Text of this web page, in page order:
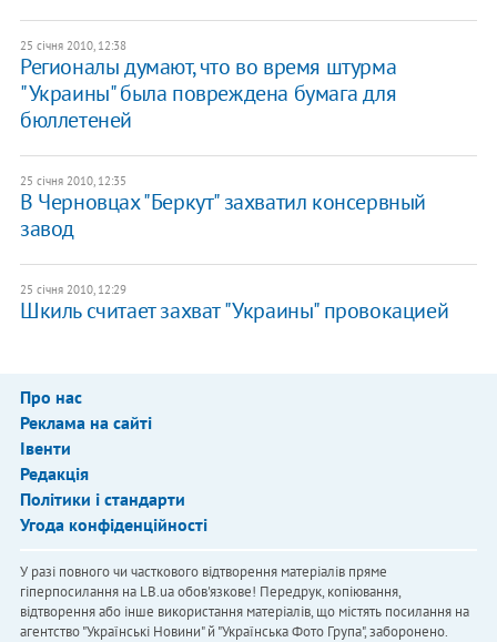
25 січня 2010, 12:38
Регионалы думают, что во время штурма
"Украины" была повреждена бумага для
бюллетеней
25 січня 2010, 12:35
В Черновцах "Беркут" захватил консервный
завод
25 січня 2010, 12:29
Шкиль считает захват "Украины" провокацией
Про нас
Реклама на сайті
Івенти
Редакція
Політики і стандарти
Угода конфіденційності
У разі повного чи часткового відтворення матеріалів пряме
гіперпосилання на LB.ua обов'язкове! Передрук, копіювання,
відтворення або інше використання матеріалів, що містять посилання на
агентство "Українськi Новини" й "Українська Фото Група", заборонено.